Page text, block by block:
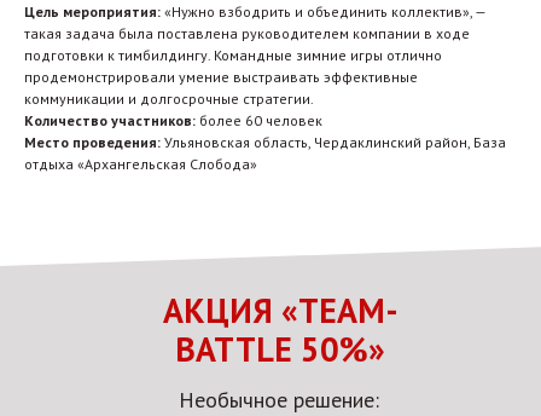
Цель мероприятия: «Нужно взбодрить и объединить коллектив», —
такая задача была поставлена руководителем компании в ходе
подготовки к тимбилдингу. Командные зимние игры отлично
продемонстрировали умение выстраивать эффективные
коммуникации и долгосрочные стратегии.
Количество участников: более 60 человек
Место проведения: Ульяновская область, Чердаклинский район, База
отдыха «Архангельская Слобода»
АКЦИЯ «TEAM-
BATTLE 50%»
Необычное решение: